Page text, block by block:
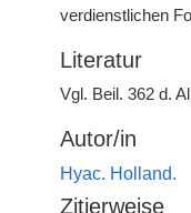
verdienstlichen
Literatur
Vgl. Beil. 362 d.
Autor/in
Hyac. Holland.
Zitierweise